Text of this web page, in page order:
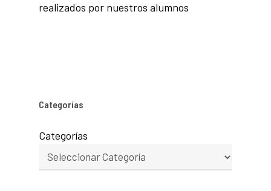
realizados por nuestros alumnos
Categorías
Categorías